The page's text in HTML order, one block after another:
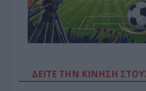
ΔΕΙΤΕ ΤΗΝ ΚΙΝΗΣΗ